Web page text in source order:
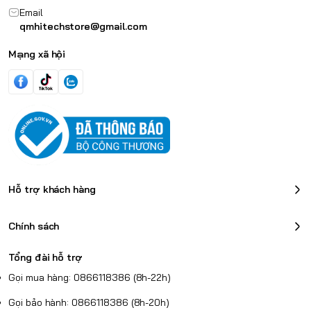
Email
qmhitechstore@gmail.com
Mạng xã hội
Hỗ trợ khách hàng
Chính sách
Tổng đài hỗ trợ
Gọi mua hàng: 0866118386 (8h-22h)
Gọi bảo hành: 0866118386 (8h-20h)